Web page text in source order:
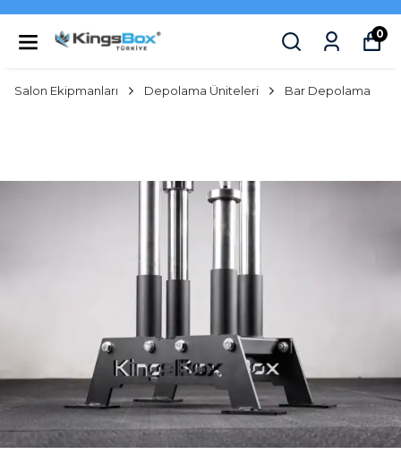
0
Salon Ekipmanları Depolama Üniteleri Bar Depolama